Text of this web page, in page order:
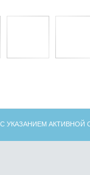
УКАЗАНИЕМ АКТИВНОЙ